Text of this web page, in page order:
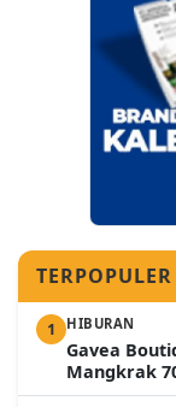
TERPOPULER
1 HIBURAN
Gavea
Mangkrak